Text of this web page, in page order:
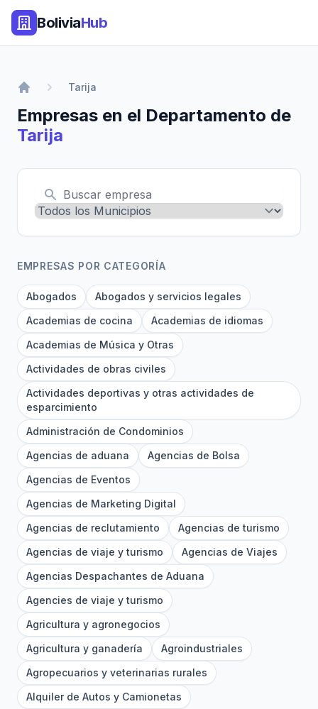
BoliviaHub
Tarija
Empresas en el Departamento de
Tarija
EMPRESAS POR CATEGORÍA
Abogados
Abogados y servicios legales
Academias de cocina
Academias de idiomas
Academias de Música y Otras
Actividades de obras civiles
Actividades deportivas y otras actividades de
esparcimiento
Administración de Condominios
Agencias de aduana
Agencias de Bolsa
Agencias de Eventos
Agencias de Marketing Digital
Agencias de reclutamiento
Agencias de turismo
Agencias de viaje y turismo
Agencias de Viajes
Agencias Despachantes de Aduana
Agencies de viaje y turismo
Agricultura y agronegocios
Agricultura y ganadería
Agroindustriales
Agropecuarios y veterinarias rurales
Alquiler de Autos y Camionetas